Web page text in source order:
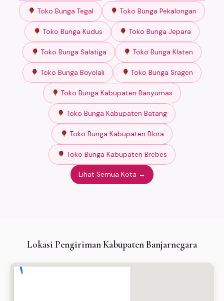
Toko Bunga Tegal Toko Bunga Pekalongan
Toko Bunga Kudus Toko Bunga Jepara
Toko Bunga Salatiga Toko Bunga Klaten
Toko Bunga Boyolali Toko Bunga Sragen
Toko Bunga Kabupaten Banyumas
Toko Bunga Kabupaten Batang
Toko Bunga Kabupaten Blora
Toko Bunga Kabupaten Brebes
Lihat Semua Kota →
Lokasi Pengiriman Kabupaten Banjarnegara